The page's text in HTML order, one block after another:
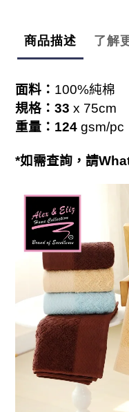
商品描述 了解
面料： 100%純棉
規格：33 x 75cm
重量：124 gsm/pc
*如需查詢，請